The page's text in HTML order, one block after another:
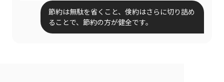
節約は無駄を省くこと、倹約はさらに切り詰め
ることで、節約の方が健全です。